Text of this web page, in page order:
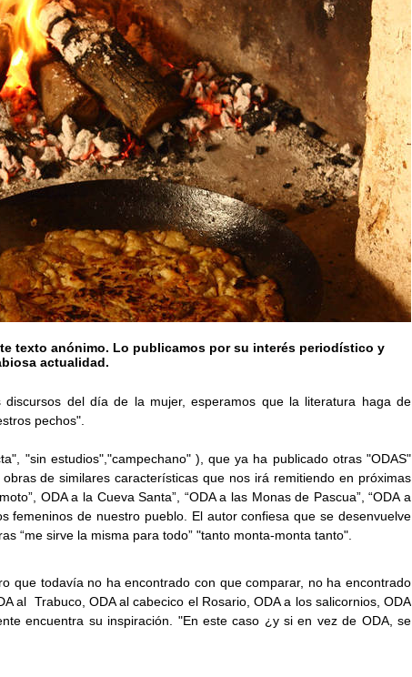
texto anónimo. Lo publicamos por su interés periodístico y
actualidad.
del día de la mujer, esperamos que la literatura haga de
pechos".
"sin estudios","campechano" ), que ya ha publicado otras "ODAS"
de similares características que nos irá remitiendo en próximas
ODA a la Cueva Santa”, “ODA a las Monas de Pascua”, “ODA a
femeninos de nuestro pueblo. El autor confiesa que se desenvuelve
“me sirve la misma para todo” "tanto monta-monta tanto".
que todavía no ha encontrado con que comparar, no ha encontrado
al Trabuco, ODA al cabecico el Rosario, ODA a los salicornios, ODA
encuentra su inspiración. "En este caso ¿y si en vez de ODA, se